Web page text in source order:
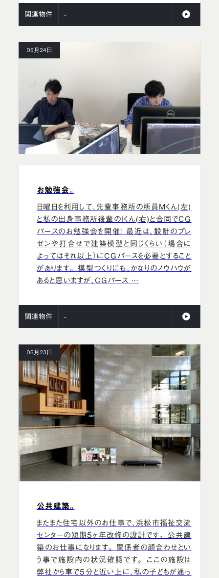
関連物件 -
05月24日
お勉強会。
日曜日を利用して、先輩事務所の所員Mくん(左)
と私の出身事務所後輩のIくん(右)と合同でCG
パースのお勉強会を開催！ 最近は、設計のプレ
ゼンや打合せで建築模型と同じくらい（場合に
よってはそれ以上）にCGパースを必要とすること
があります。 模型つくりにも、かなりのノウハウが
あると思いますが、CGパース …
関連物件 -
05月23日
公共建築。
またまた住宅以外のお仕事で、浜松市福祉交流
センターの短期5ヶ年改修の設計です。 公共建
築のお仕事になります。 関係者の顔合わせとい
う事で施設内の状況確認です。 ここの施設は
弊社から車で5分と近い上に、私の子どもが通っ